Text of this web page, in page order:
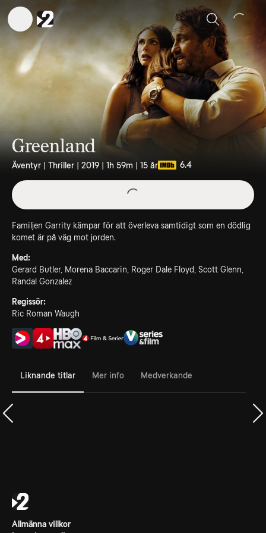
Sök
Greenland
Äventyr | Thriller | 2019 | 1h 59m | 15 år 6.4
Familjen Garrity kämpar för att överleva samtidigt som en dödlig
komet är på väg mot jorden.
Med:
Gerard Butler, Morena Baccarin, Roger Dale Floyd, Scott Glenn,
Randal Gonzalez
Regissör:
Ric Roman Waugh
Liknande titlar Mer info Medverkande
Allmänna villkor